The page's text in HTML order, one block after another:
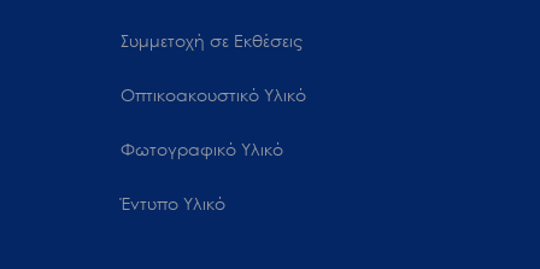
Συμμετοχή σε Εκθέσεις
Οπτικοακουστικό Υλικό
Φωτογραφικό Υλικό
Έντυπο Υλικό